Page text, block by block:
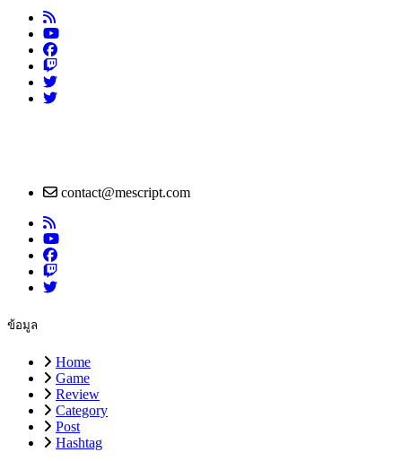
contact@mescript.com
ข้อมูล
Home
Game
Review
Category
Post
Hashtag